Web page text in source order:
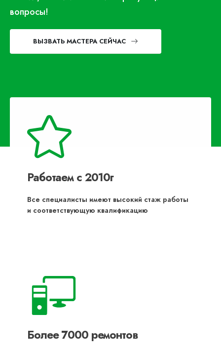
вопросы!
ВЫЗВАТЬ МАСТЕРА СЕЙЧАС
Работаем с 2010г
Все специалисты имеют высокий стаж работы
и соответствующую квалификацию
Более 7000 ремонтов